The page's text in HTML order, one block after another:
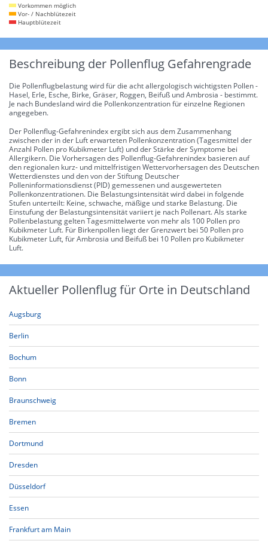
Vorkommen möglich
Vor- / Nachblütezeit
Hauptblütezeit
Beschreibung der Pollenflug Gefahrengrade
Die Pollenflugbelastung wird für die acht allergologisch wichtigsten Pollen -
Hasel, Erle, Esche, Birke, Gräser, Roggen, Beifuß und Ambrosia - bestimmt.
Je nach Bundesland wird die Pollenkonzentration für einzelne Regionen
angegeben.
Der Pollenflug-Gefahrenindex ergibt sich aus dem Zusammenhang
zwischen der in der Luft erwarteten Pollenkonzentration (Tagesmittel der
Anzahl Pollen pro Kubikmeter Luft) und der Stärke der Symptome bei
Allergikern. Die Vorhersagen des Pollenflug-Gefahrenindex basieren auf
den regionalen kurz- und mittelfristigen Wettervorhersagen des Deutschen
Wetterdienstes und den von der Stiftung Deutscher
Polleninformationsdienst (PID) gemessenen und ausgewerteten
Pollenkonzentrationen. Die Belastungsintensität wird dabei in folgende
Stufen unterteilt: Keine, schwache, mäßige und starke Belastung. Die
Einstufung der Belastungsintensität variiert je nach Pollenart. Als starke
Pollenbelastung gelten Tagesmittelwerte von mehr als 100 Pollen pro
Kubikmeter Luft. Für Birkenpollen liegt der Grenzwert bei 50 Pollen pro
Kubikmeter Luft, für Ambrosia und Beifuß bei 10 Pollen pro Kubikmeter
Luft.
Aktueller Pollenflug für Orte in Deutschland
Augsburg
Berlin
Bochum
Bonn
Braunschweig
Bremen
Dortmund
Dresden
Düsseldorf
Essen
Frankfurt am Main